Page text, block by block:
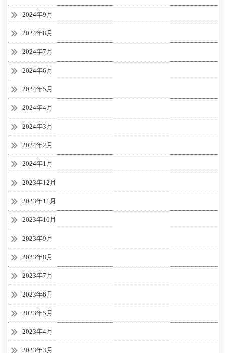
2024年9月
2024年8月
2024年7月
2024年6月
2024年5月
2024年4月
2024年3月
2024年2月
2024年1月
2023年12月
2023年11月
2023年10月
2023年9月
2023年8月
2023年7月
2023年6月
2023年5月
2023年4月
2023年3月